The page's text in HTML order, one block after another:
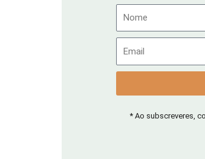
Nome
Email
* Ao subscreveres,